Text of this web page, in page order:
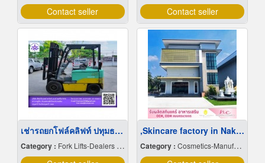
Contact seller Contact seller
เช่ารถยกโฟล์คลิฟท์ ปทุมธานี
Category : Fork Lifts-Dealers & Service
,Skincare factory in Nakhon Pathom
Category : Cosmetics-Manufacturers Service